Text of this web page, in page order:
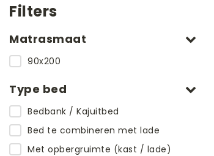
Filters
Matrasmaat
90x200
Type bed
Bedbank / Kajuitbed
Bed te combineren met lade
Met opbergruimte (kast / lade)
Kajuitbedden
Overige kinderb
edden